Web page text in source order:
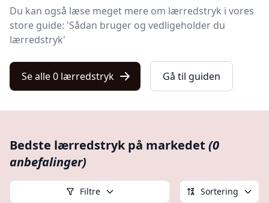
Du kan også læse meget mere om lærredstryk i vores
store guide: 'Sådan bruger og vedligeholder du
lærredstryk'
Se alle 0 lærredstryk Gå til guiden
Bedste lærredstryk på markedet (0
anbefalinger)
Filtre Sortering